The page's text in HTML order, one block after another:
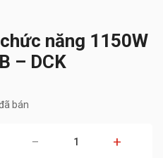
năng 1150W
– DCK
bán
− +